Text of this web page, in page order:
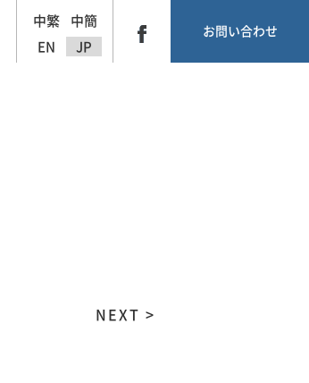
中繁
中簡
EN
JP
お問い合わせ
NEXT >